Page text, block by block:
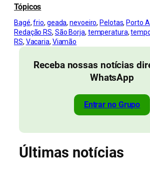
Tópicos
Bagé, frio, geada, nevoeiro, Pelotas, Porto
Redação RS, São Borja, temperatura,
RS, Vacaria, Viamão
Receba nossas notícias
WhatsApp
Entrar no Grupo
Últimas notícias